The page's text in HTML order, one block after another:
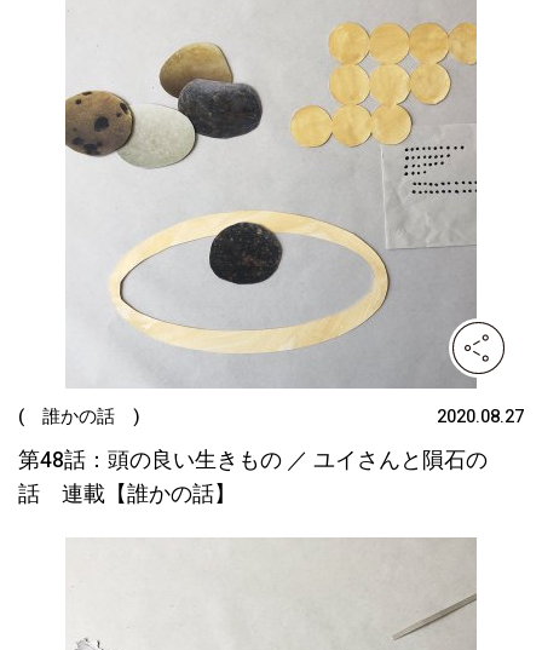
( 誰かの話 ) 2020.08.27
第48話：頭の良い生きもの ／ ユイさんと隕石の
話 連載【誰かの話】